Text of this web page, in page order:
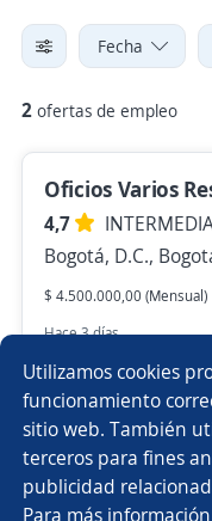
Utilizamos cookies
funcionamiento
sitio web. También
terceros para fines
publicidad
Para más
Fecha
2 ofertas de empleo
Oficios Varios
4,7
Bogotá, D.C.,
$ 4.500.000,00 (Mensual)
Hace 3 días
Oficios varios
4,7
Bogotá, D.C.,